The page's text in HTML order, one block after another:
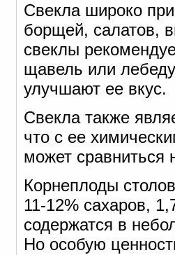
Свекла широко
борщей, салатов,
свеклы
щавель или
улучшают ее вкус.
Свекла также
что с ее
может
Корнеплоды
11-12% сахаров,
содержатся в
Но особую